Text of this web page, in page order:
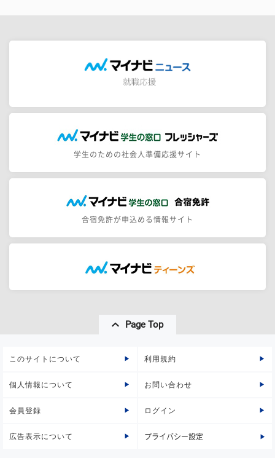
学生のための社会人準備応援サイト
合宿免許が申込める情報サイト
Page Top
このサイトについて 利用規約
個人情報について お問い合わせ
会員登録 ログイン
広告表示について プライバシー設定